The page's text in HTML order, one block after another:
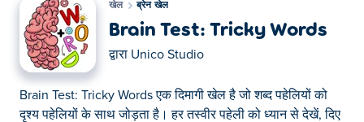
खेल ब्रेन खेल
Brain Test: Tricky Words
द्वारा Unico Studio
Brain Test: Tricky Words एक दिमागी खेल है जो शब्द पहेलियों को
दृश्य पहेलियों के साथ जोड़ता है। हर तस्वीर पहेली को ध्यान से देखें, दिए